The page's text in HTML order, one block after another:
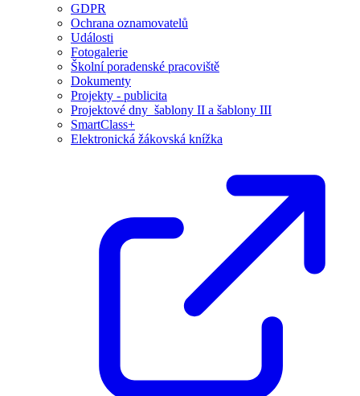
GDPR
Ochrana oznamovatelů
Události
Fotogalerie
Školní poradenské pracoviště
Dokumenty
Projekty - publicita
Projektové dny_šablony II a šablony III
SmartClass+
Elektronická žákovská knížka